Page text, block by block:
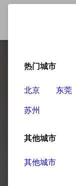
热门城市
北京 东莞
苏州
其他城市
其他城市